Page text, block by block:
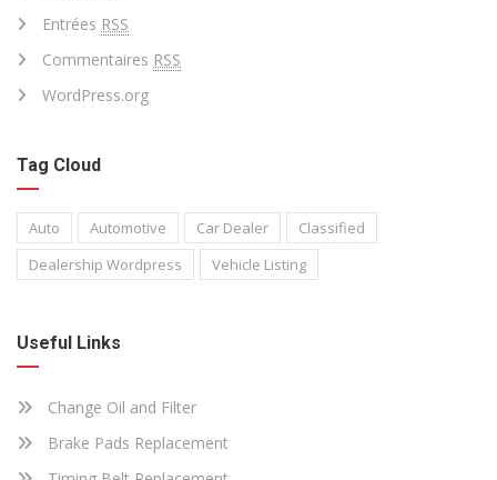
Entrées RSS
Commentaires RSS
WordPress.org
Tag Cloud
Auto Automotive Car Dealer
Classified
Dealership Wordpress
Vehicle Listing
Useful Links
Change Oil and Filter
Brake Pads Replacement